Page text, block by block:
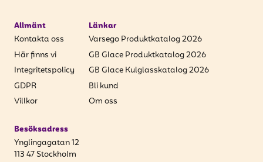
Allmänt
Kontakta oss
Här finns vi
Integritetspolicy
GDPR
Villkor
Länkar
Varsego Produktkatalog 2026
GB Glace Produktkatalog 2026
GB Glace Kulglasskatalog 2026
Bli kund
Om oss
Besöksadress
Ynglingagatan 12
113 47 Stockholm